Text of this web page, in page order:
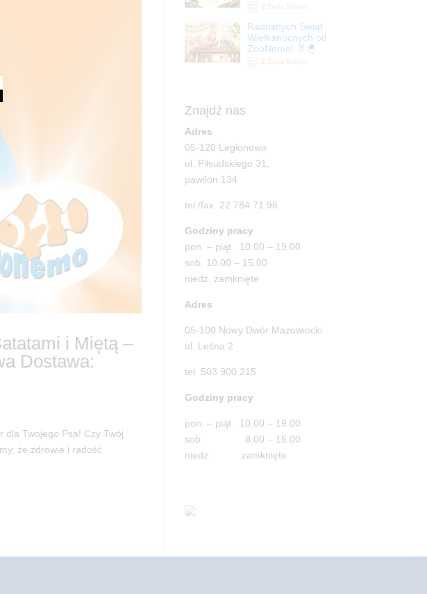
i Miętą –
Dostawa:
dla Twojego Psa! Czy Twój
że zdrowie i radość
Radosnych Świąt
Wielkanocnych od
ZooNemo! 🐰🐣
Znajdź nas
Adres
05-120 Legionowo
ul. Piłsudskiego 31,
pawilon 134
tel./fax. 22 784 71 96
Godziny pracy
pon. – piąt. 10.00 – 19.00
sob. 10.00 – 15.00
niedz. zamknięte
Adres
05-100 Nowy Dwór Mazowiecki
ul. Leśna 2
tel. 503 900 215
Godziny pracy
pon. – piąt. 10.00 – 19.00
sob. 8.00 – 15.00
niedz. zamknięte